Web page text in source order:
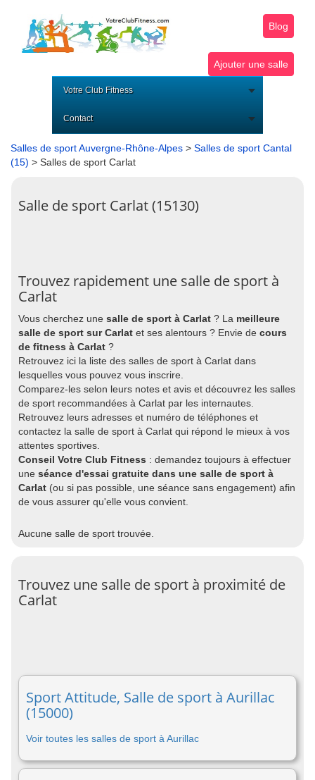
Blog
Ajouter une salle
Votre Club Fitness
Contact
Salles de sport Auvergne-Rhône-Alpes > Salles de sport Cantal
(15) > Salles de sport Carlat
Salle de sport Carlat (15130)
Trouvez rapidement une salle de sport à
Carlat
Vous cherchez une salle de sport à Carlat ? La meilleure
salle de sport sur Carlat et ses alentours ? Envie de cours
de fitness à Carlat ?
Retrouvez ici la liste des salles de sport à Carlat dans
lesquelles vous pouvez vous inscrire.
Comparez-les selon leurs notes et avis et découvrez les salles
de sport recommandées à Carlat par les internautes.
Retrouvez leurs adresses et numéro de téléphones et
contactez la salle de sport à Carlat qui répond le mieux à vos
attentes sportives.
Conseil Votre Club Fitness : demandez toujours à effectuer
une séance d'essai gratuite dans une salle de sport à
Carlat (ou si pas possible, une séance sans engagement) afin
de vous assurer qu'elle vous convient.
Aucune salle de sport trouvée.
Trouvez une salle de sport à proximité de
Carlat
Sport Attitude, Salle de sport à Aurillac
(15000)
Voir toutes les salles de sport à Aurillac